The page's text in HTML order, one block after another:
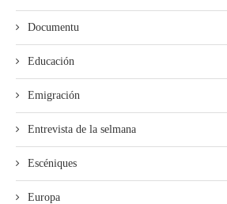
Documentu
Educación
Emigración
Entrevista de la selmana
Escéniques
Europa